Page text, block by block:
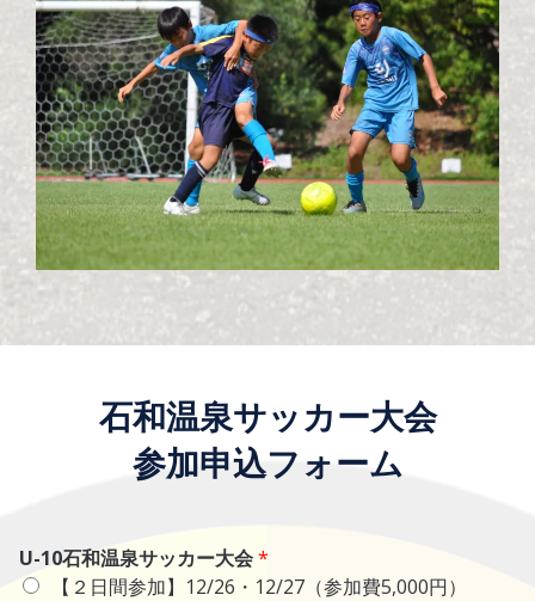
石和温泉サッカー大会
参加申込フォーム
U-10石和温泉サッカー大会*
【２日間参加】12/26・12/27（参加費5,000円）